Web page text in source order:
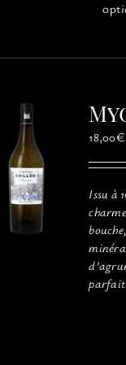
18,00€
Issu à
parfait